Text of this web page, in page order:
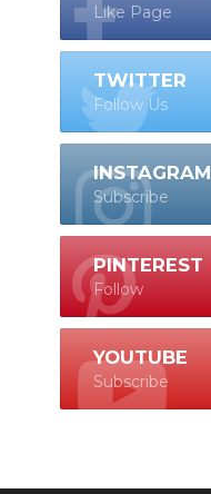
Like Page
TWITTER
Follow Us
INSTAGRAM
Subscribe
PINTEREST
Follow
YOUTUBE
Subscribe